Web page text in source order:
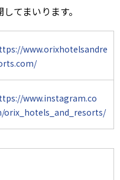
てまいります。
www.orixhotelsandre
www.instagram.co
orix_hotels_and_resorts/